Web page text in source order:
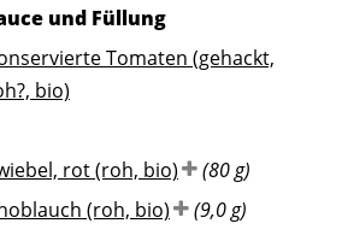
und Füllung
Tomaten (gehackt,
bio)
rot (roh, bio)
(80 g)
(roh, bio) (9,0 g)